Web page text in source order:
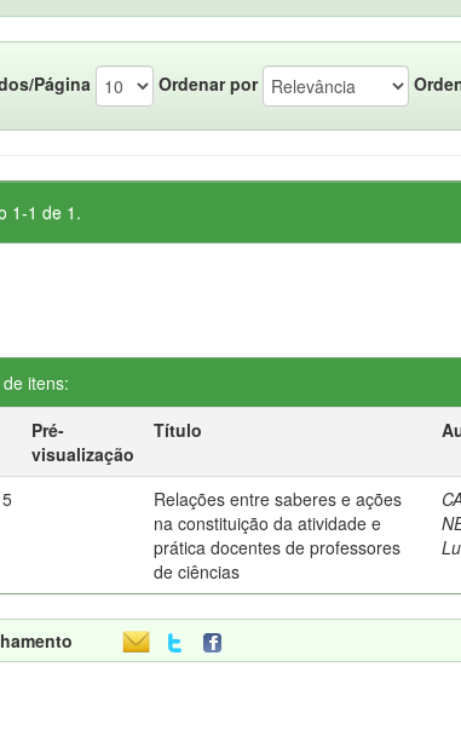
Página Ordenar por
1-1 de 1.
itens:
Pré-
visualização
Título
Relações entre saberes e ações
na constituição da atividade e
prática docentes de professores
de ciências